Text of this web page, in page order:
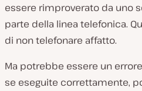
essere rimproverato da uno
parte della linea telefonica.
di non telefonare affatto.
Ma potrebbe essere un
se eseguite correttamente,